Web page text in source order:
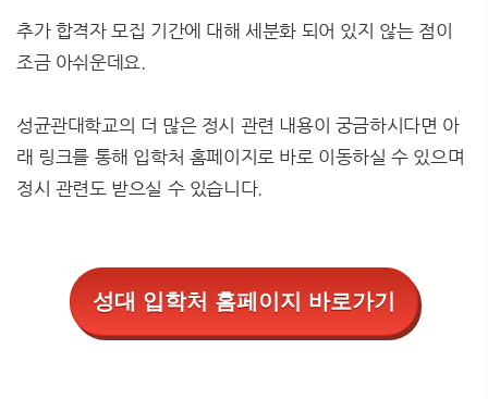
추가 합격자 모집 기간에 대해 세분화 되어 있지 않는 점이
조금 아쉬운데요.
성균관대학교의 더 많은 정시 관련 내용이 궁금하시다면 아
래 링크를 통해 입학처 홈페이지로 바로 이동하실 수 있으며
정시 관련도 받으실 수 있습니다.
성대 입학처 홈페이지 바로가기